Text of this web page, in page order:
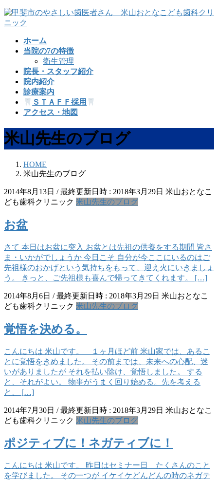
コ
ン
ナ
ビ
ホーム
当院の7の特徴
衛生管理
院長・スタッフ紹介
院内紹介
診療案内
ＳＴＡＦＦ採用
アクセス・地図
米山先生のブログ
HOME
米山先生のブログ
2014年8月13日 / 最終更新日時 : 2018年3月29日 米山おとなこ
ども歯科クリニック 米山先生のブログ
お盆
さて 本日はお盆に突入 お盆とは先祖の供養をする期間 皆さ
ま・いかがでしょうか 今日こそ 自分が今ここにいるのはご
先祖様のおかげという気持ちをもって、迎え火にいきましょ
う。 きっと、ご先祖様も喜んで帰ってきてくれます。 […]
2014年8月6日 / 最終更新日時 : 2018年3月29日 米山おとなこ
ども歯科クリニック 米山先生のブログ
覚悟を決める。
こんにちは 米山です。 １ヶ月ほど前 米山家では、あるこ
とに覚悟をきめました。 その前までは、未来への心配、迷
いがありましたが それを払い除け、覚悟しました。 する
と、それがよい。 物事がうまく回り始める。先を考える
と、 […]
2014年7月30日 / 最終更新日時 : 2018年3月29日 米山おとなこ
ども歯科クリニック 米山先生のブログ
ポジティブに！ネガティブに！
こんにちは 米山です。 昨日はセミナー日 たくさんのこと
を学びました。 その一つが イケイケどんどんの時のネガテ